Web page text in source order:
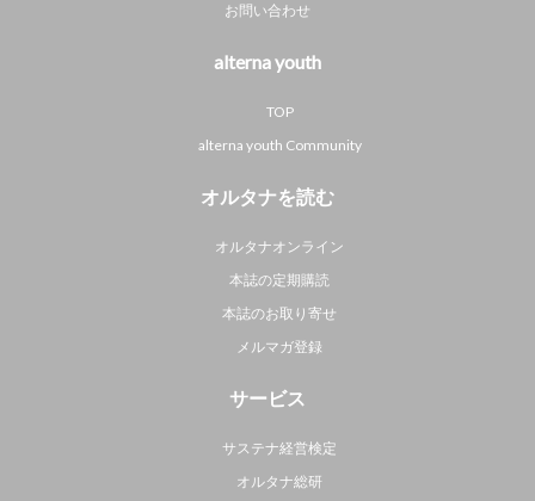
お問い合わせ
alterna youth
TOP
alterna youth Community
オルタナを読む
オルタナオンライン
本誌の定期購読
本誌のお取り寄せ
メルマガ登録
サービス
サステナ経営検定
オルタナ総研